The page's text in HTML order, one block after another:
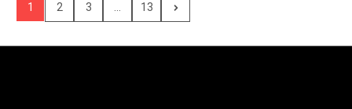
1 2 3 ... 13